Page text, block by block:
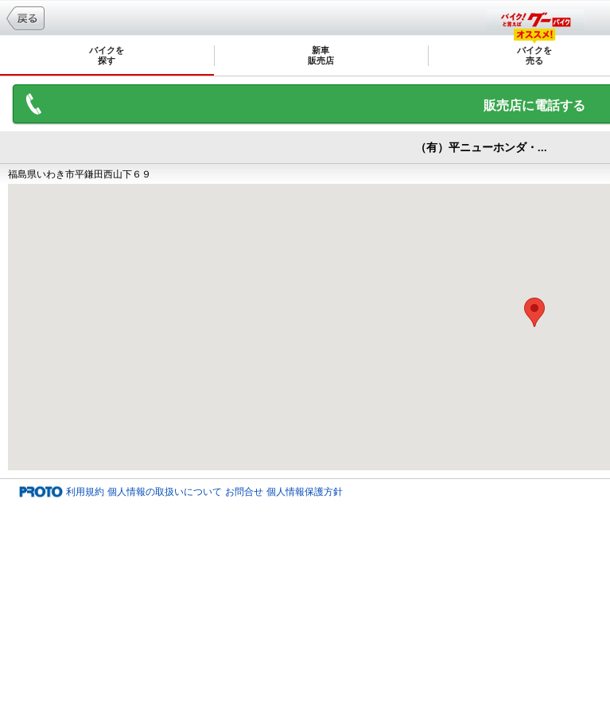
バイクを
探す
新車
販売店
バイクを
売る
販売店に電話する
（有）平ニューホンダ・...
福島県いわき市平鎌田西山下６９
利用規約 個人情報の取扱いについて お問合せ 個人情報保護方針